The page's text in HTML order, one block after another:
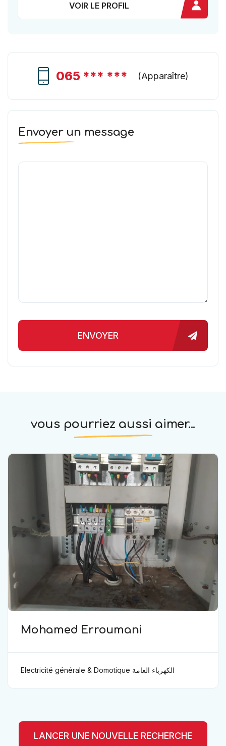
VOIR LE PROFIL
065 *** *** (Apparaître)
Envoyer un message
ENVOYER
vous pourriez aussi aimer...
Mohamed Erroumani
Electricité générale & Domotique الكهرباء العامة
LANCER UNE NOUVELLE RECHERCHE